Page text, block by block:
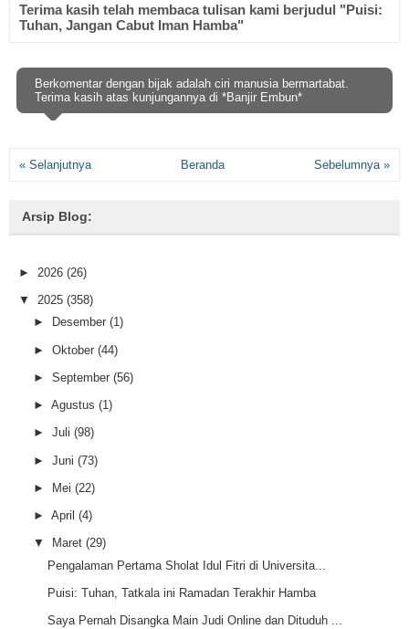
Terima kasih telah membaca tulisan kami berjudul "Puisi:
Tuhan, Jangan Cabut Iman Hamba"
Berkomentar dengan bijak adalah ciri manusia bermartabat.
Terima kasih atas kunjungannya di *Banjir Embun*
« Selanjutnya Sebelumnya »
Beranda
Arsip Blog:
► 2026 (26)
▼ 2025 (358)
►
Desember (1)
► Oktober (44)
► September (56)
► Agustus (1)
► Juli (98)
► Juni (73)
► Mei (22)
► April (4)
▼ Maret (29)
Pengalaman Pertama Sholat Idul Fitri di Universita...
Puisi: Tuhan, Tatkala ini Ramadan Terakhir Hamba
Saya Pernah Disangka Main Judi Online dan Dituduh ...